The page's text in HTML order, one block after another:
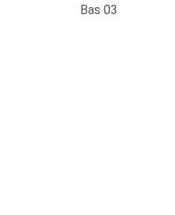
Bas 03